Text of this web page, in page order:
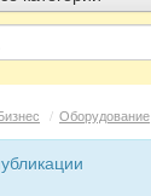
Магазины
Контакты
/ Оборудование